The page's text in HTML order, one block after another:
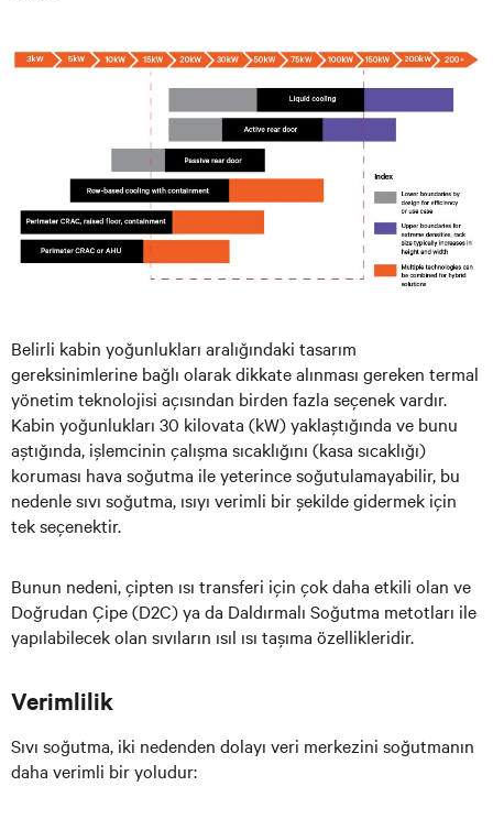
Belirli kabin yoğunlukları aralığındaki tasarım
gereksinimlerine bağlı olarak dikkate alınması gereken termal
yönetim teknolojisi açısından birden fazla seçenek vardır.
Kabin yoğunlukları 30 kilovata (kW) yaklaştığında ve bunu
aştığında, işlemcinin çalışma sıcaklığını (kasa sıcaklığı)
koruması hava soğutma ile yeterince soğutulamayabilir, bu
nedenle sıvı soğutma, ısıyı verimli bir şekilde gidermek için
tek seçenektir.
Bunun nedeni, çipten ısı transferi için çok daha etkili olan ve
Doğrudan Çipe (D2C) ya da Daldırmalı Soğutma metotları ile
yapılabilecek olan sıvıların ısıl ısı taşıma özellikleridir.
Verimlilik
Sıvı soğutma, iki nedenden dolayı veri merkezini soğutmanın
daha verimli bir yoludur: